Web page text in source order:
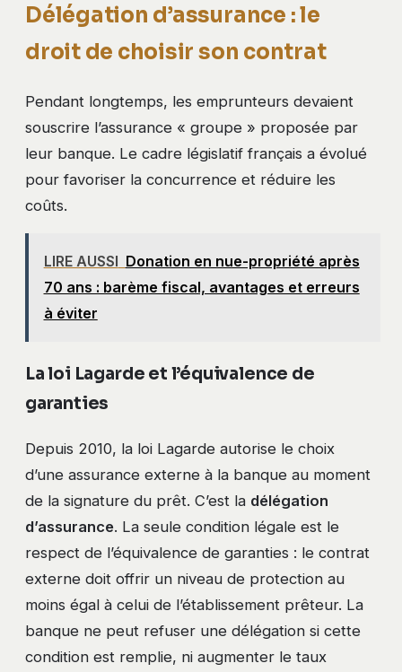
Délégation d’assurance : le
droit de choisir son contrat
Pendant longtemps, les emprunteurs devaient
souscrire l’assurance « groupe » proposée par
leur banque. Le cadre législatif français a évolué
pour favoriser la concurrence et réduire les
coûts.
LIRE AUSSI Donation en nue-propriété après
70 ans : barème fiscal, avantages et erreurs
à éviter
La loi Lagarde et l’équivalence de
garanties
Depuis 2010, la loi Lagarde autorise le choix
d’une assurance externe à la banque au moment
de la signature du prêt. C’est la délégation
d’assurance. La seule condition légale est le
respect de l’équivalence de garanties : le contrat
externe doit offrir un niveau de protection au
moins égal à celui de l’établissement prêteur. La
banque ne peut refuser une délégation si cette
condition est remplie, ni augmenter le taux